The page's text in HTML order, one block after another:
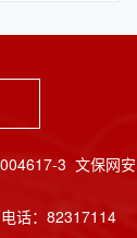
3 文保网安
话：82317114